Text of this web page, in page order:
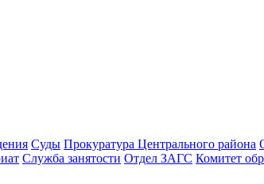
Суды Прокуратура Центрального района
Служба занятости Отдел ЗАГС Комитет